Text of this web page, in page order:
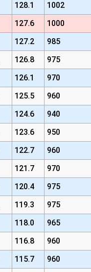
128.1
1002
127.6
1000
127.2
985
126.8
975
126.1
970
125.5
960
124.6
940
123.6
950
122.7
960
121.7
970
120.4
975
119.3
975
118.0
965
116.8
960
115.7
960